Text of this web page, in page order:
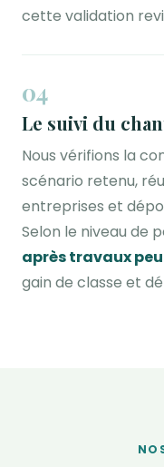
cette validation
04
Le suivi du
Nous vérifions la
scénario retenu,
entreprises et
Selon le niveau de
après travaux
gain de classe et